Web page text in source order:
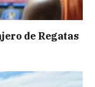
de Regatas